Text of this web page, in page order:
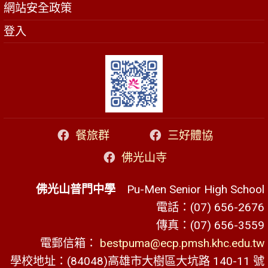
網站安全政策
登入
餐旅群
三好體協
佛光山寺
佛光山普門中學 Pu-Men Senior High School
電話：(07) 656-2676
傳真：(07) 656-3559
電郵信箱： bestpuma@ecp.pmsh.khc.edu.tw
學校地址：(84048)高雄市大樹區大坑路 140-11 號